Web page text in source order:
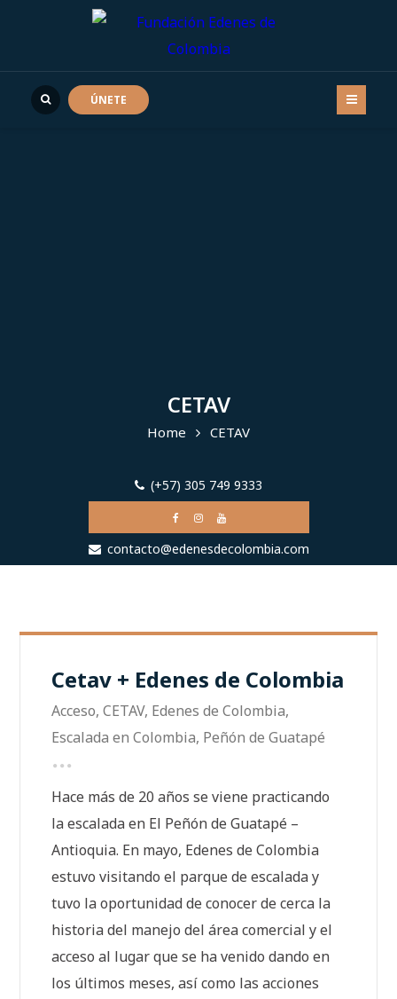
ÚNETE
CETAV
Home CETAV
(+57) 305 749 9333
contacto@edenesdecolombia.com
Cetav + Edenes de Colombia
Acceso,CETAV, Edenes de Colombia,
Escalada en Colombia, Peñón de Guatapé
Hace más de 20 años se viene practicando
la escalada en El Peñón de Guatapé –
Antioquia. En mayo, Edenes de Colombia
estuvo visitando el parque de escalada y
tuvo la oportunidad de conocer de cerca la
historia del manejo del área comercial y el
acceso al lugar que se ha venido dando en
los últimos meses, así como las acciones